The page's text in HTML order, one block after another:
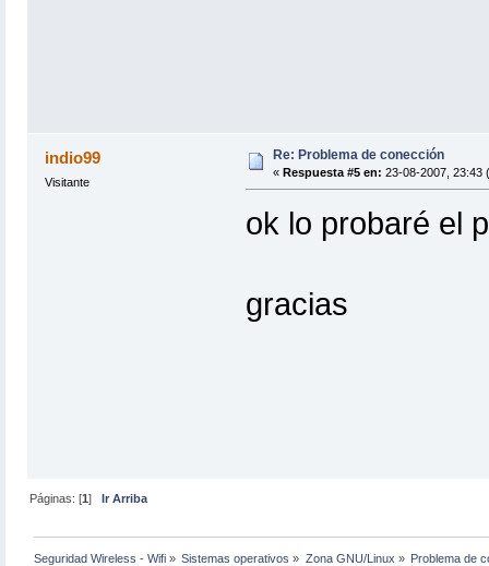
indio99
Visitante
Re: Problema de conección
« Respuesta #5 en: 23-08-2007, 23:43
ok lo probaré el
gracias
Páginas: [1]Ir Arriba
Seguridad Wireless - Wifi » Sistemas operativos » Zona GNU/Linux » Problema de